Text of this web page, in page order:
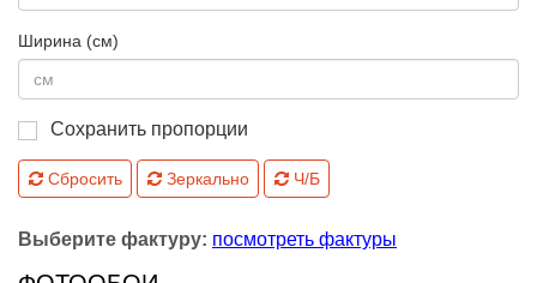
Ширина (см)
Сохранить пропорции
Сбросить Зеркально Ч/Б
Выберите фактуру: посмотреть фактуры